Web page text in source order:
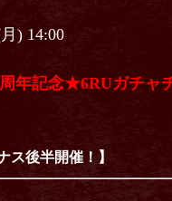
) 14:00
年記念★6RUガチャ
ス後半開催！】